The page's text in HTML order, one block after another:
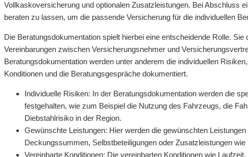
Vollkaskoversicherung und optionalen Zusatzleistungen. Bei Abschluss
beraten zu lassen, um die passende Versicherung für die individuellen
Die Beratungsdokumentation spielt hierbei eine entscheidende Rolle.
Vereinbarungen zwischen Versicherungsnehmer und
Beratungsdokumentation werden unter anderem die individuellen
Konditionen und die Beratungsgespräche dokumentiert.
Individuelle Risiken: In der Beratungsdokumentation werden die
festgehalten, wie zum Beispiel die Nutzung des Fahrzeugs, die
Diebstahlrisiko in der Region.
Gewünschte Leistungen: Hier werden die gewünschten
Deckungssummen, Selbstbeteiligungen oder Zusatzleistungen
Vereinbarte Konditionen: Die vereinbarten Konditionen wie